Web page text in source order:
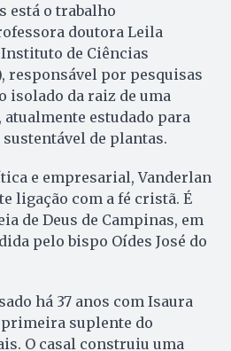
está o trabalho
doutora Leila
de Ciências
responsável por pesquisas
isolado da raiz de uma
estudado para
de plantas.
e empresarial, Vanderlan
ligação com a fé cristã. É
de Deus de Campinas, em
pelo bispo Oídes José do
há 37 anos com Isaura
primeira suplente do
O casal construiu uma